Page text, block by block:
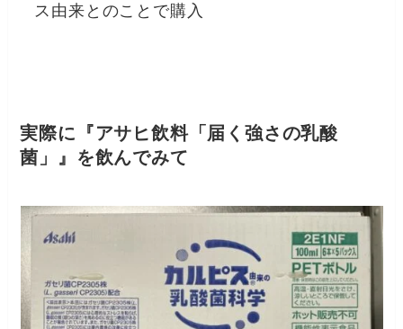
ス由来とのことで購入
実際に『アサヒ飲料「届く強さの乳酸
菌」』を飲んでみて